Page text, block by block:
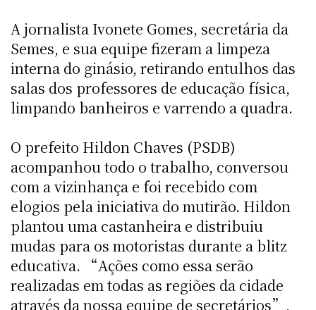
A jornalista Ivonete Gomes, secretária da
Semes, e sua equipe fizeram a limpeza
interna do ginásio, retirando entulhos das
salas dos professores de educação física,
limpando banheiros e varrendo a quadra.
O prefeito Hildon Chaves (PSDB)
acompanhou todo o trabalho, conversou
com a vizinhança e foi recebido com
elogios pela iniciativa do mutirão. Hildon
plantou uma castanheira e distribuiu
mudas para os motoristas durante a blitz
educativa. “Ações como essa serão
realizadas em todas as regiões da cidade
através da nossa equipe de secretários”,